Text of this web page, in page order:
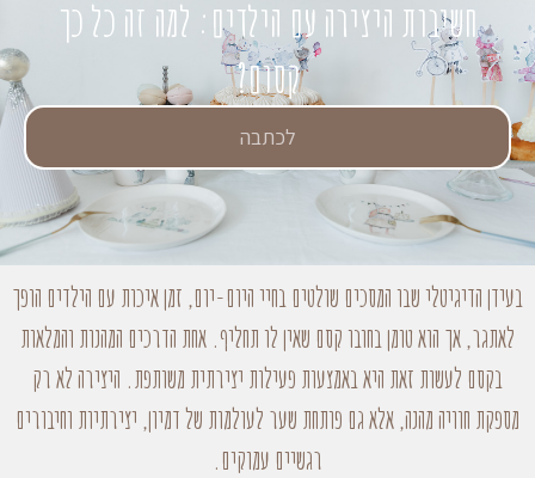
חשיבות היצירה עם הילדים: למה זה כל כך
קסום?
לכתבה
בעידן הדיגיטלי שבו המסכים שולטים בחיי היום-יום, זמן איכות עם הילדים הופך
לאתגר, אך הוא טומן בחובו קסם שאין לו תחליף. אחת הדרכים המהנות והמלאות
בקסם לעשות זאת היא באמצעות פעילות יצירתית משותפת. היצירה לא רק
מספקת חוויה מהנה, אלא גם פותחת שער לעולמות של דמיון, יצירתיות וחיבורים
רגשיים עמוקים.